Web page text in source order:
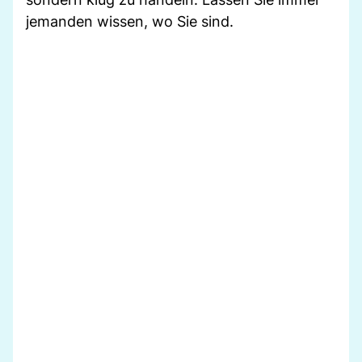
jemanden wissen, wo Sie sind.